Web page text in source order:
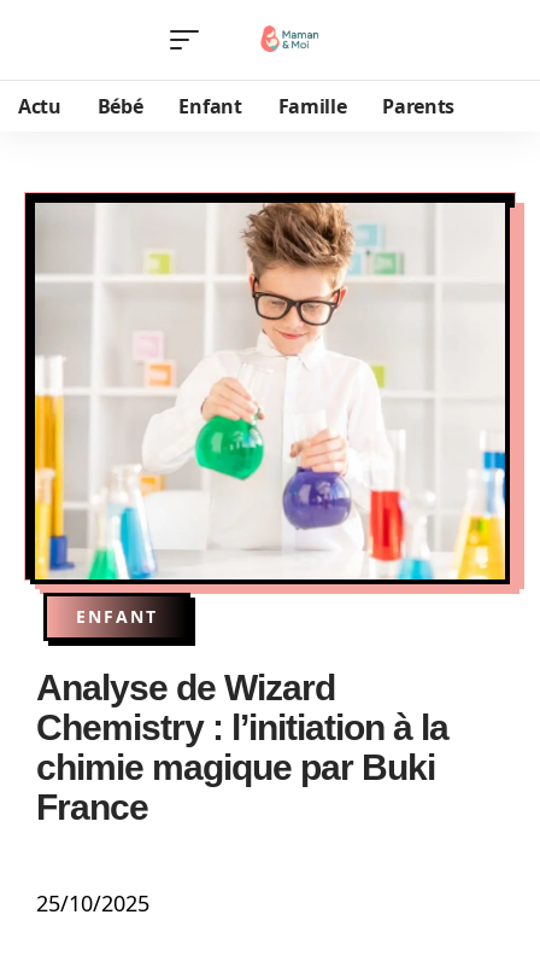
Actu Bébé Enfant Famille Parents
ENFANT
Analyse de Wizard
Chemistry : l’initiation à la
chimie magique par Buki
France
25/10/2025